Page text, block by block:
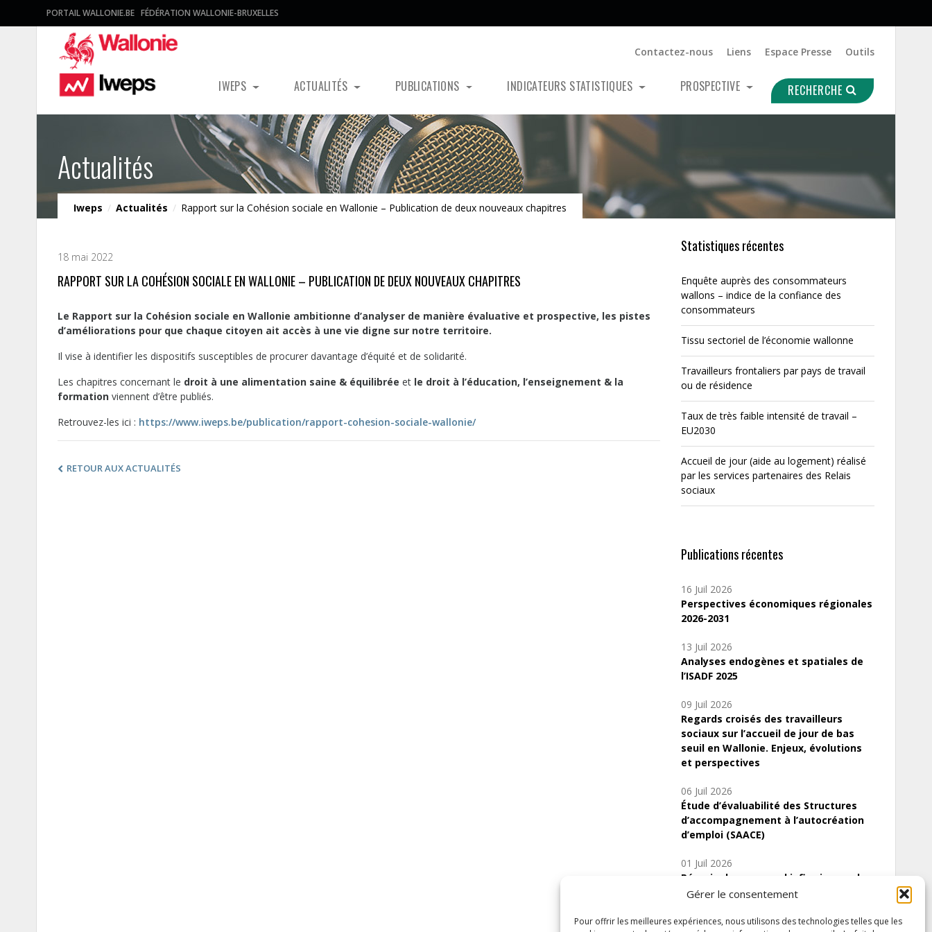
Gérer le consentement
Pour offrir les meilleures expériences, nous utilisons des technologies telles que les
PORTAIL WALLONIE.BE FÉDÉRATION WALLONIE-BRUXELLES
Contactez-nous Liens Espace Presse Outils
IWEPS ACTUALITÉS PUBLICATIONS INDICATEURS STATISTIQUES PROSPECTIVE RECHERCHE
Actualités
Iweps / Actualités / Rapport sur la Cohésion sociale en Wallonie – Publication de deux nouveaux chapitres
18 mai 2022
RAPPORT SUR LA COHÉSION SOCIALE EN WALLONIE – PUBLICATION DE DEUX NOUVEAUX CHAPITRES
Le Rapport sur la Cohésion sociale en Wallonie ambitionne d’analyser de manière évaluative et prospective, les pistes
d’améliorations pour que chaque citoyen ait accès à une vie digne sur notre territoire.
Il vise à identifier les dispositifs susceptibles de procurer davantage d’équité et de solidarité.
Les chapitres concernant le droit à une alimentation saine & équilibrée et le droit à l’éducation, l’enseignement & la
formation viennent d’être publiés.
Retrouvez-les ici : https://www.iweps.be/publication/rapport-cohesion-sociale-wallonie/
RETOUR AUX ACTUALITÉS
Statistiques récentes
Enquête auprès des consommateurs
wallons – indice de la confiance des
consommateurs
Tissu sectoriel de l’économie wallonne
Travailleurs frontaliers par pays de travail
ou de résidence
Taux de très faible intensité de travail –
EU2030
Accueil de jour (aide au logement) réalisé
par les services partenaires des Relais
sociaux
Publications récentes
16 Juil 2026
Perspectives économiques régionales
2026-2031
13 Juil 2026
Analyses endogènes et spatiales de
l’ISADF 2025
09 Juil 2026
Regards croisés des travailleurs
sociaux sur l’accueil de jour de bas
seuil en Wallonie. Enjeux, évolutions
et perspectives
06 Juil 2026
Étude d’évaluabilité des Structures
d’accompagnement à l’autocréation
d’emploi (SAACE)
01 Juil 2026
Pénurie du personnel infirmier :quels
indicateurs d’offre de soins pour